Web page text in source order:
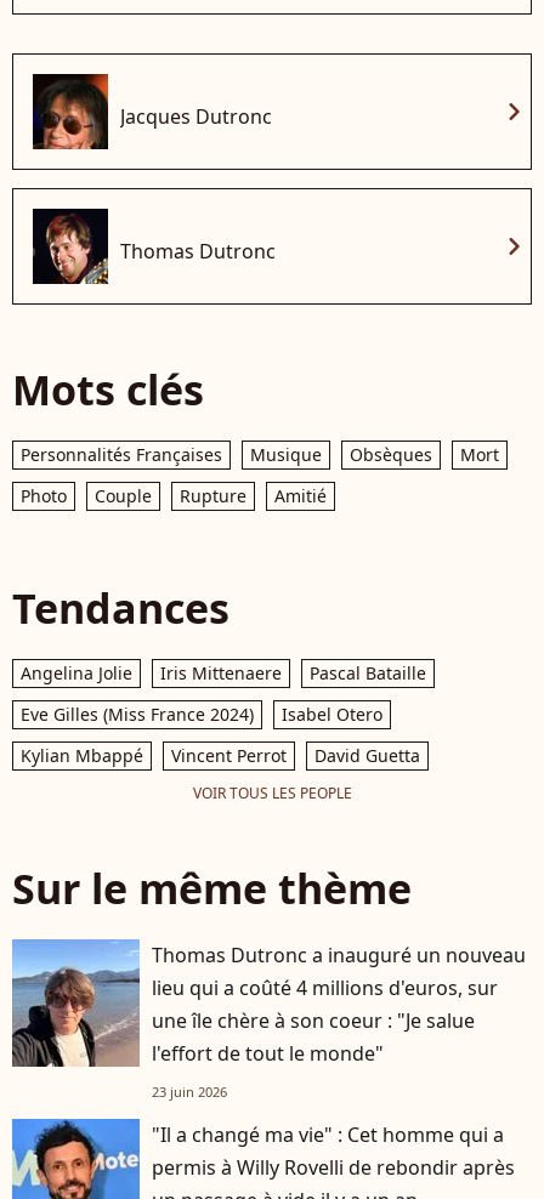
Jacques Dutronc chevron_right
Thomas Dutronc chevron_right
Mots clés
Personnalités Françaises Musique Obsèques
Mort
Photo
Couple Rupture Amitié
Tendances
Angelina Jolie Iris Mittenaere
Pascal Bataille
Eve Gilles (Miss France 2024)
Isabel Otero
Kylian Mbappé
Vincent Perrot David Guetta
VOIR TOUS LES PEOPLE
Sur le même thème
Thomas Dutronc a inauguré un nouveau
lieu qui a coûté 4 millions d'euros, sur
une île chère à son coeur : "Je salue
l'effort de tout le monde"
23 juin 2026
"Il a changé ma vie" : Cet homme qui a
permis à Willy Rovelli de rebondir après